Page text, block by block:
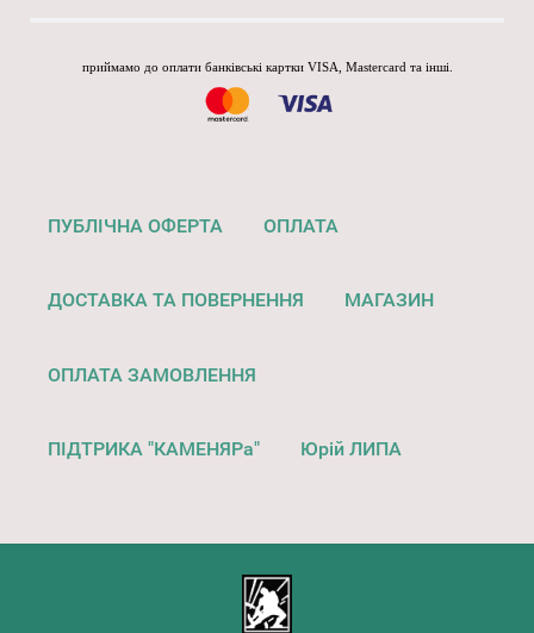
приймамо до оплати банківські картки VISA, Mastercard та інші.
ПУБЛІЧНА ОФЕРТА ОПЛАТА
ДОСТАВКА ТА ПОВЕРНЕННЯ МАГАЗИН
ОПЛАТА ЗАМОВЛЕННЯ
ПІДТРИКА "КАМЕНЯРа" Юрій ЛИПА